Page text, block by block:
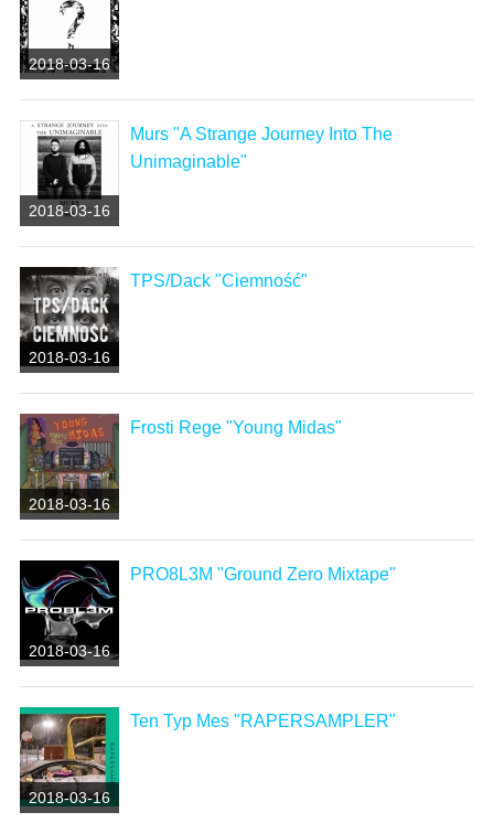
2018-03-16
2018-03-16
Murs "A Strange Journey Into The
Unimaginable"
2018-03-16
TPS/Dack "Ciemność"
2018-03-16
Frosti Rege "Young Midas"
2018-03-16
PRO8L3M "Ground Zero Mixtape"
2018-03-16
Ten Typ Mes "RAPERSAMPLER"